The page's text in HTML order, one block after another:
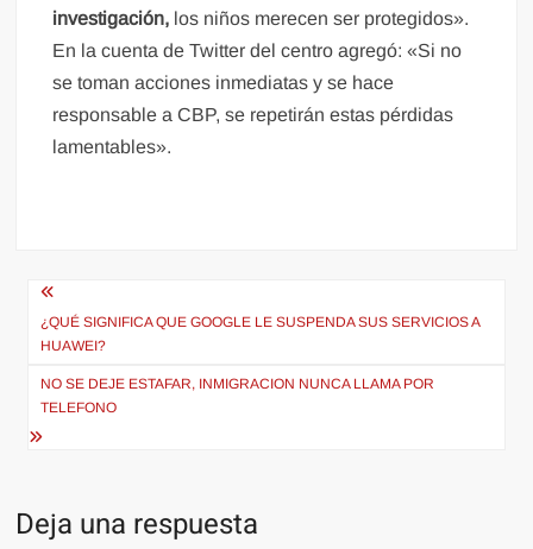
investigación, los niños merecen ser protegidos».
En la cuenta de Twitter del centro agregó: «Si no
se toman acciones inmediatas y se hace
responsable a CBP, se repetirán estas pérdidas
lamentables».
Navegación
de
entradas
¿QUÉ SIGNIFICA QUE GOOGLE LE SUSPENDA SUS SERVICIOS A
HUAWEI?
NO SE DEJE ESTAFAR, INMIGRACION NUNCA LLAMA POR
TELEFONO
Deja una respuesta